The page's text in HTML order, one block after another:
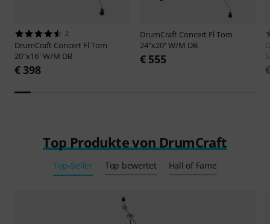
2
DrumCraft Concert Fl Tom
20"x16" W/M DB
€ 398
DrumCraft Concert Fl Tom
24"x20" W/M DB
€ 555
Top Produkte von DrumCraft
Top-Seller Top bewertet Hall of Fame